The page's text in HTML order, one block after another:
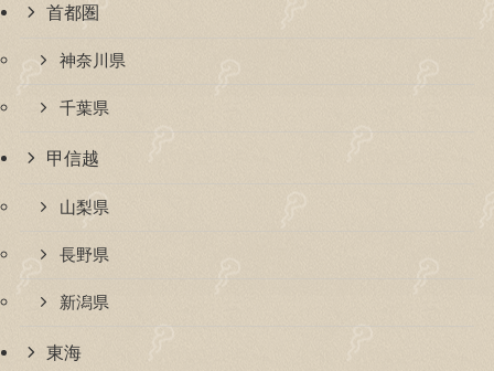
首都圏
神奈川県
千葉県
甲信越
山梨県
長野県
新潟県
東海